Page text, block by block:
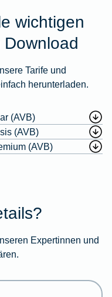
wichtigen
Tarife und
herunterladen.
(AVB)
(AVB)
(AVB)
Expertinnen und